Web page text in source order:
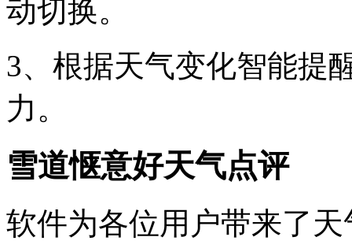
动切换。
3、根据天气变化智能提
力。
雪道惬意好天气点评
软件为各位用户带来了